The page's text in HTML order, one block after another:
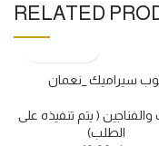
RELATED
سيراميك _نعمان
والفناجين ( يتم تنفيذه على
الطلب)